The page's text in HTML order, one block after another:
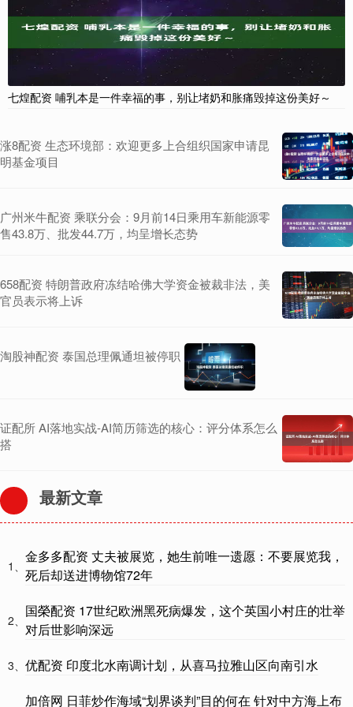
七煌配资 哺乳本是一件幸福的事，别让堵奶和胀痛毁掉这份美好～
涨8配资 生态环境部：欢迎更多上合组织国家申请昆
明基金项目
广州米牛配资 乘联分会：9月前14日乘用车新能源零
售43.8万、批发44.7万，均呈增长态势
658配资 特朗普政府冻结哈佛大学资金被裁非法，美
官员表示将上诉
淘股神配资 泰国总理佩通坦被停职
证配所 AI落地实战-AI简历筛选的核心：评分体系怎么
搭
最新文章
1、
金多多配资 丈夫被展览，她生前唯一遗愿：不要展览我，
死后却送进博物馆72年
2、
国榮配资 17世纪欧洲黑死病爆发，这个英国小村庄的壮举
对后世影响深远
3、 优配资 印度北水南调计划，从喜马拉雅山区向南引水
加倍网 日菲炒作海域“划界谈判”目的何在 针对中方海上布